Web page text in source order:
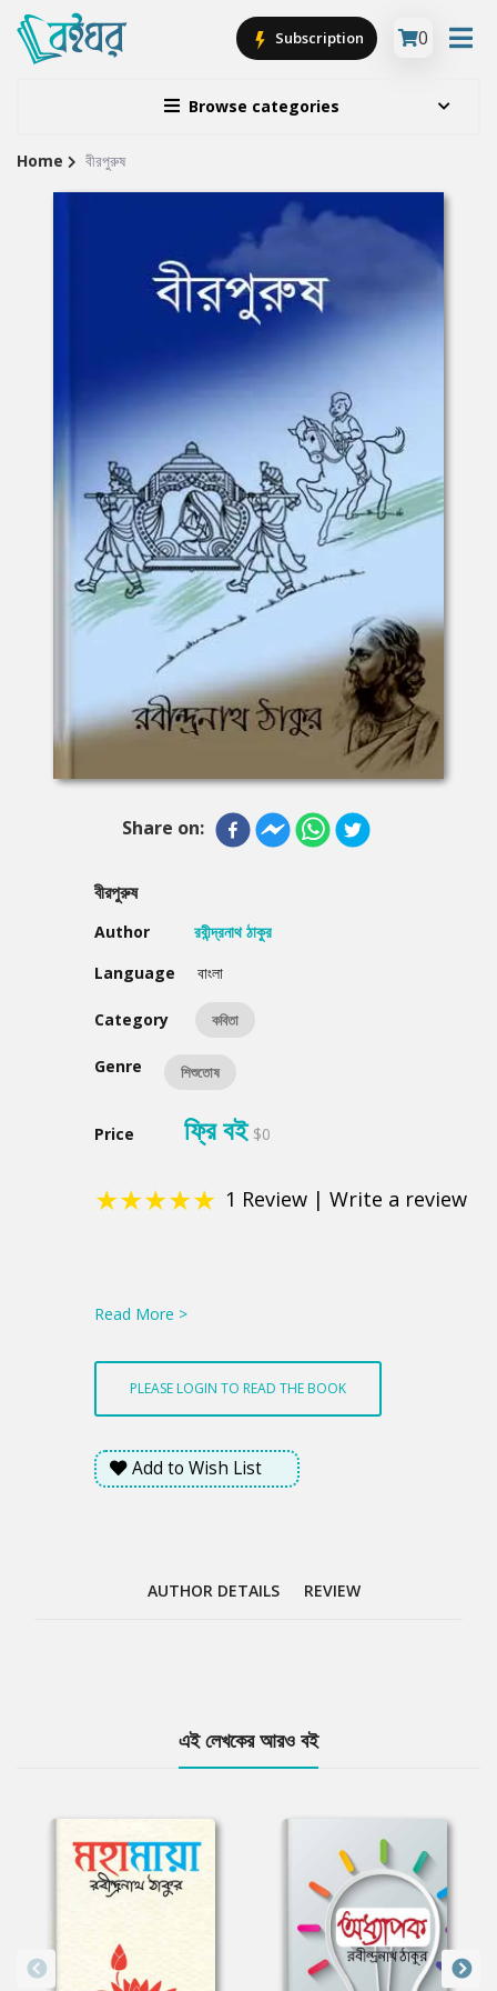
Browse categories
Subscription 0
Site
Home বীরপুরুষ
Share on:
বীরপুরুষ
Author
রবীন্দ্রনাথ ঠাকুর
Language
বাংলা
Category কবিতা
Genre শিশুতোষ
Price ফ্রি বই $0
★★★★★ 1 Review | Write a review
Read More >
PLEASE LOGIN TO READ THE BOOK
Add to Wish List
AUTHOR DETAILS REVIEW
এই লেখকের আরও বই